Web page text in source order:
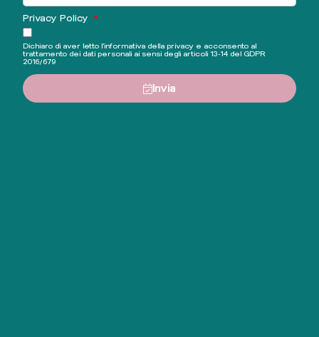
Privacy Policy
Dichiaro di aver letto l'informativa della privacy e acconsento al
trattamento dei dati personali ai sensi degli articoli 13-14 del GDPR
2016/679
Invia